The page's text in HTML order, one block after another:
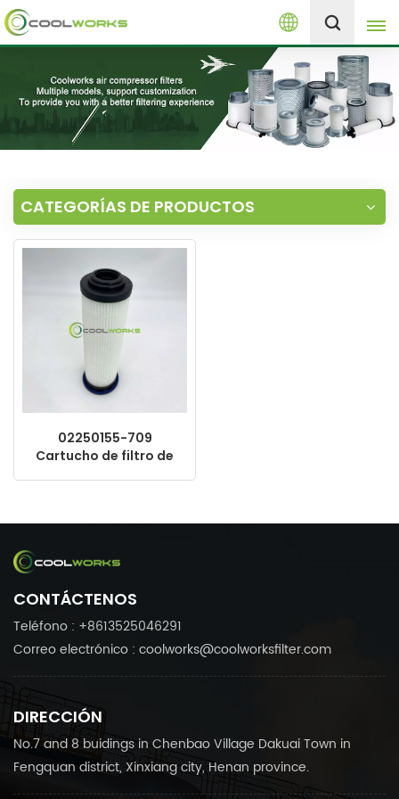
Español
English
español
العربية
русский
+8613525046291
CATEGORÍAS DE PRODUCTOS
02250155-709
Cartucho de filtro de
compresor de aire
CONTÁCTENOS
Teléfono : +8613525046291
Correo electrónico : coolworks@coolworksfilter.com
DIRECCIÓN
No.7 and 8 buidings in Chenbao Village Dakuai Town in
Fengquan district, Xinxiang city, Henan province.